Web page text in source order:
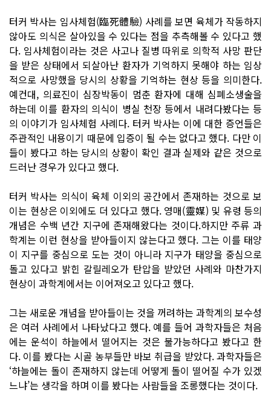
터커 박사는 임사체험(臨死體驗) 사례를 보면 육체가 작동하지
않아도 의식은 살아있을 수 있다는 점을 추측해볼 수 있다고 했
다. 임사체험이라는 것은 사고나 질병 따위로 의학적 사망 판단
을 받은 상태에서 되살아난 환자가 기억하지 못해야 하는 임상
적으로 사망했을 당시의 상황을 기억하는 현상 등을 의미한다.
예컨대, 의료진이 심장박동이 멈춘 환자에 대해 심폐소생술을
하는데 이를 환자의 의식이 병실 천장 등에서 내려다봤다는 등
의 이야기가 임사체험 사례다. 터커 박사는 이에 대한 증언들은
주관적인 내용이기 때문에 입증이 될 수는 없다고 했다. 다만 이
들이 봤다고 하는 당시의 상황이 확인 결과 실제와 같은 것으로
드러난 경우가 있다고 했다.
터커 박사는 의식이 육체 이외의 공간에서 존재하는 것으로 보
이는 현상은 이외에도 더 있다고 했다. 영매(靈媒) 및 유령 등의
개념은 수백 년간 지구에 존재해왔다는 것이다.하지만 주류 과
학계는 이런 현상을 받아들이지 않는다고 했다. 그는 이를 태양
이 지구를 중심으로 도는 것이 아니라 지구가 태양을 중심으로
돌고 있다고 밝힌 갈릴레오가 탄압을 받았던 사례와 마찬가지
현상이 과학계에서는 이어져오고 있다고 했다.
그는 새로운 개념을 받아들이는 것을 꺼려하는 과학계의 보수성
은 여러 사례에서 나타났다고 했다. 예를 들어 과학자들은 처음
에는 운석이 하늘에서 떨어지는 것은 불가능하다고 봤다고 한
다. 이를 봤다는 시골 농부들만 바보 취급을 받았다. 과학자들은
‘하늘에는 돌이 존재하지 않는데 어떻게 돌이 떨어질 수가 있겠
느냐’는 생각을 하며 이를 봤다는 사람들을 조롱했다는 것이다.